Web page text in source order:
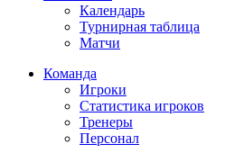
Календарь
Турнирная таблица
Матчи
Команда
Игроки
Статистика игроков
Тренеры
Персонал